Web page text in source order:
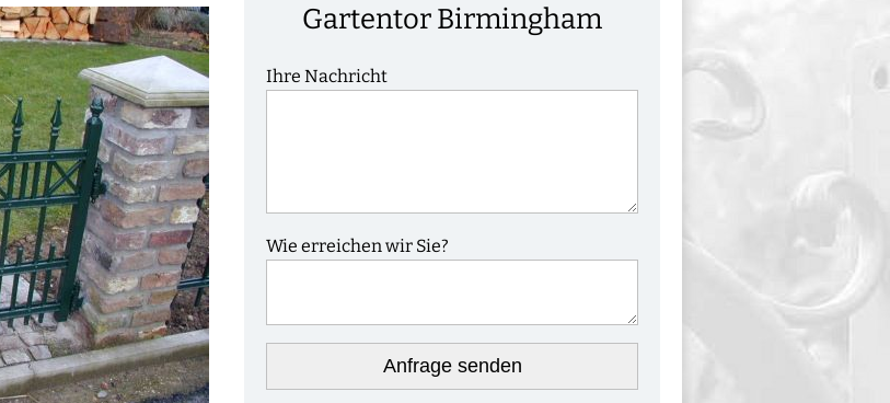
Gartentor Birmingham
Ihre Nachricht
Wie erreichen wir Sie?
Anfrage senden